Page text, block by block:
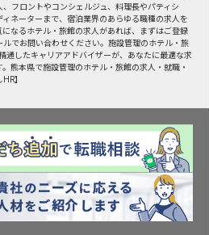
、フロントやコンシェルジュ、料理長やパティシ
ネーターまで、宿泊業界のあらゆる職種の求人を
になるホテル・旅館の求人があれば、まずはご登録
ルでお問い合わせください。施設管理のホテル・旅
通したキャリアアドバイザーが、あなたに最適な求
。熊本県で施設管理のホテル・旅館の求人・就職・
】